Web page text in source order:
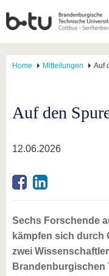
Home Mitteilungen Auf
Auf den
12.06.2026
Sechs Forschende
kämpfen sich durch
zwei
Brandenburgischen